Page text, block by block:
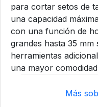
para cortar setos de
una capacidad
con una función de
grandes hasta 35
herramientas
una mayor
Más